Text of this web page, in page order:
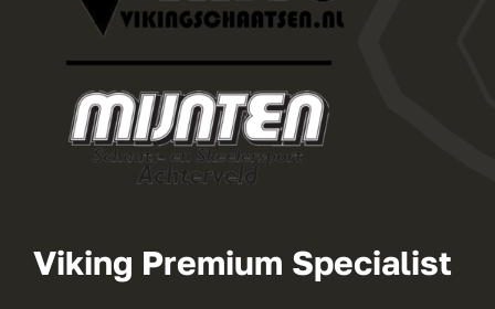
Viking Premium Specialist